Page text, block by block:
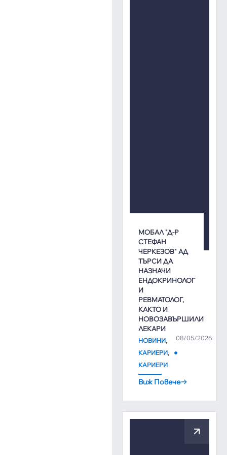
МОБАЛ "Д-Р
СТЕФАН
ЧЕРКЕЗОВ" АД
ТЪРСИ ДА
НАЗНАЧИ
ЕНДОКРИНОЛОГ
И
РЕВМАТОЛОГ,
КАКТО И
НОВОЗАВЪРШИЛИ
ЛЕКАРИ
08/05/2026
НОВИНИ,
КАРИЕРИ,
КАРИЕРИ
Виж Повече